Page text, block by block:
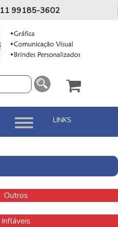
11 99185-3602
Outros
Infláveis